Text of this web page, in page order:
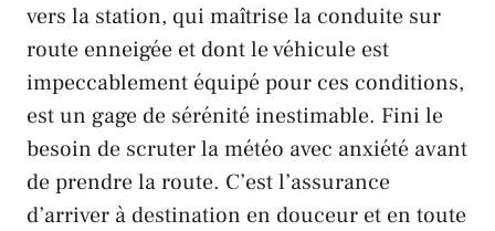
vers la station, qui maîtrise la conduite sur
route enneigée et dont le véhicule est
impeccablement équipé pour ces conditions,
est un gage de sérénité inestimable. Fini le
besoin de scruter la météo avec anxiété avant
de prendre la route. C’est l’assurance
d’arriver à destination en douceur et en toute